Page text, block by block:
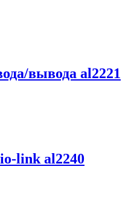
вывода al2221
link al2240